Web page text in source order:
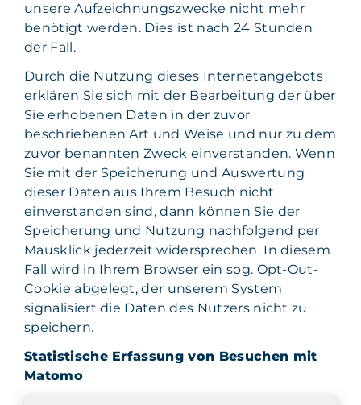
unsere Aufzeichnungszwecke nicht mehr
benötigt werden. Dies ist nach 24 Stunden
der Fall.
Durch die Nutzung dieses Internetangebots
erklären Sie sich mit der Bearbeitung der über
Sie erhobenen Daten in der zuvor
beschriebenen Art und Weise und nur zu dem
zuvor benannten Zweck einverstanden. Wenn
Sie mit der Speicherung und Auswertung
dieser Daten aus Ihrem Besuch nicht
einverstanden sind, dann können Sie der
Speicherung und Nutzung nachfolgend per
Mausklick jederzeit widersprechen. In diesem
Fall wird in Ihrem Browser ein sog. Opt-Out-
Cookie abgelegt, der unserem System
signalisiert die Daten des Nutzers nicht zu
speichern.
Statistische Erfassung von Besuchen mit
Matomo